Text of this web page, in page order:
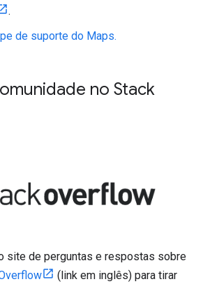
.
de suporte do Maps.
no Stack
site de perguntas e respostas sobre
(link em inglês) para tirar